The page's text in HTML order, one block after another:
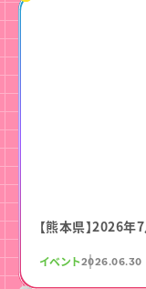
【熊本県】2026年
イベント2026.06.30